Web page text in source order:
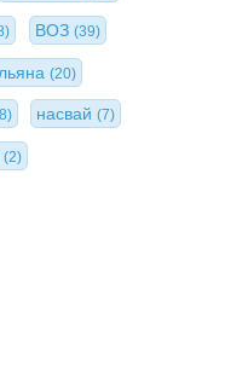
ВОЗ (39)
(20)
насвай(7)
(2)